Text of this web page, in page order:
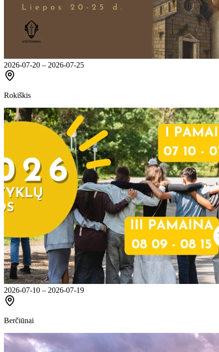
2026-07-20 – 2026-07-25
Rokiškis
2026-07-10 – 2026-07-19
Berčiūnai